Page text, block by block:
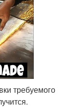
требуемого